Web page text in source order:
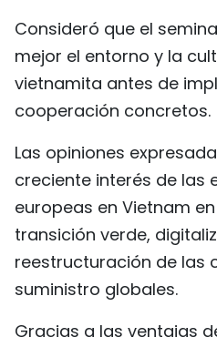
Consideró que el
mejor el entorno y la
vietnamita antes de
cooperación concretos.
Las opiniones
creciente interés de las
europeas en Vietnam
transición verde,
reestructuración de las
suministro globales.
Gracias a las ventajas